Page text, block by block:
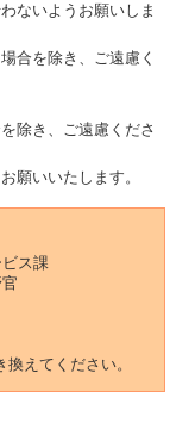
ないようお願いしま
合を除き、ご遠慮く
除き、ご遠慮くださ
いいたします。
ス課
えてください。